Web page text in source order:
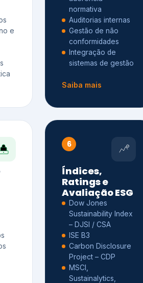
e
normativa
Auditorias internas
Gestão de não
conformidades
Integração de
sistemas de gestão
Saiba mais
6
Índices,
Ratings e
Avaliação ESG
Dow Jones
Sustainability Index
– DJSI / CSA
ISE B3
Carbon Disclosure
Project – CDP
MSCI,
Sustainalytics,